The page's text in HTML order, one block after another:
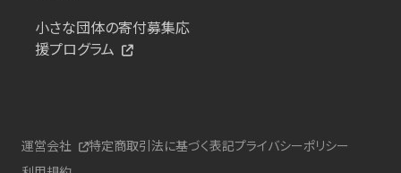
小さな団体の寄付募集応
援プログラム
運営会社 特定商取引法に基づく表記プライバシーポリシー